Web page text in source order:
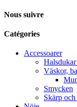
Nous suivre
Catégories
Accessoarer
Väskor,
Smycken
Skärp och